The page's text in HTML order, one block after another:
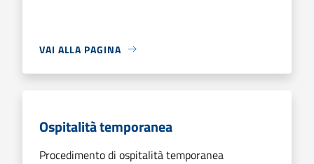
VAI ALLA PAGINA
Ospitalità temporanea
Procedimento di ospitalità temporanea